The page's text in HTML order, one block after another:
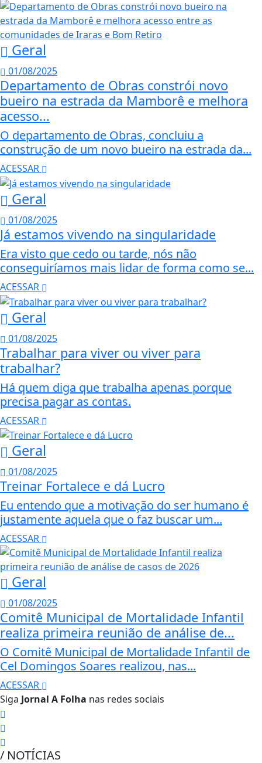
Geral
01/08/2025
Departamento de Obras constrói novo
bueiro na estrada da Mamborê e melhora
acesso...
O departamento de Obras, concluiu a
construção de um novo bueiro na estrada da...
ACESSAR
Geral
01/08/2025
Já estamos vivendo na singularidade
Era visto que cedo ou tarde, nós não
conseguiríamos mais lidar de forma como se...
ACESSAR
Geral
01/08/2025
Trabalhar para viver ou viver para
trabalhar?
Há quem diga que trabalha apenas porque
precisa pagar as contas.
ACESSAR
Geral
01/08/2025
Treinar Fortalece e dá Lucro
Eu entendo que a motivação do ser humano é
justamente aquela que o faz buscar um...
ACESSAR
Geral
01/08/2025
Comitê Municipal de Mortalidade Infantil
realiza primeira reunião de análise de...
O Comitê Municipal de Mortalidade Infantil de
Cel Domingos Soares realizou, nas...
ACESSAR
Siga Jornal A Folha nas redes sociais
/ NOTÍCIAS